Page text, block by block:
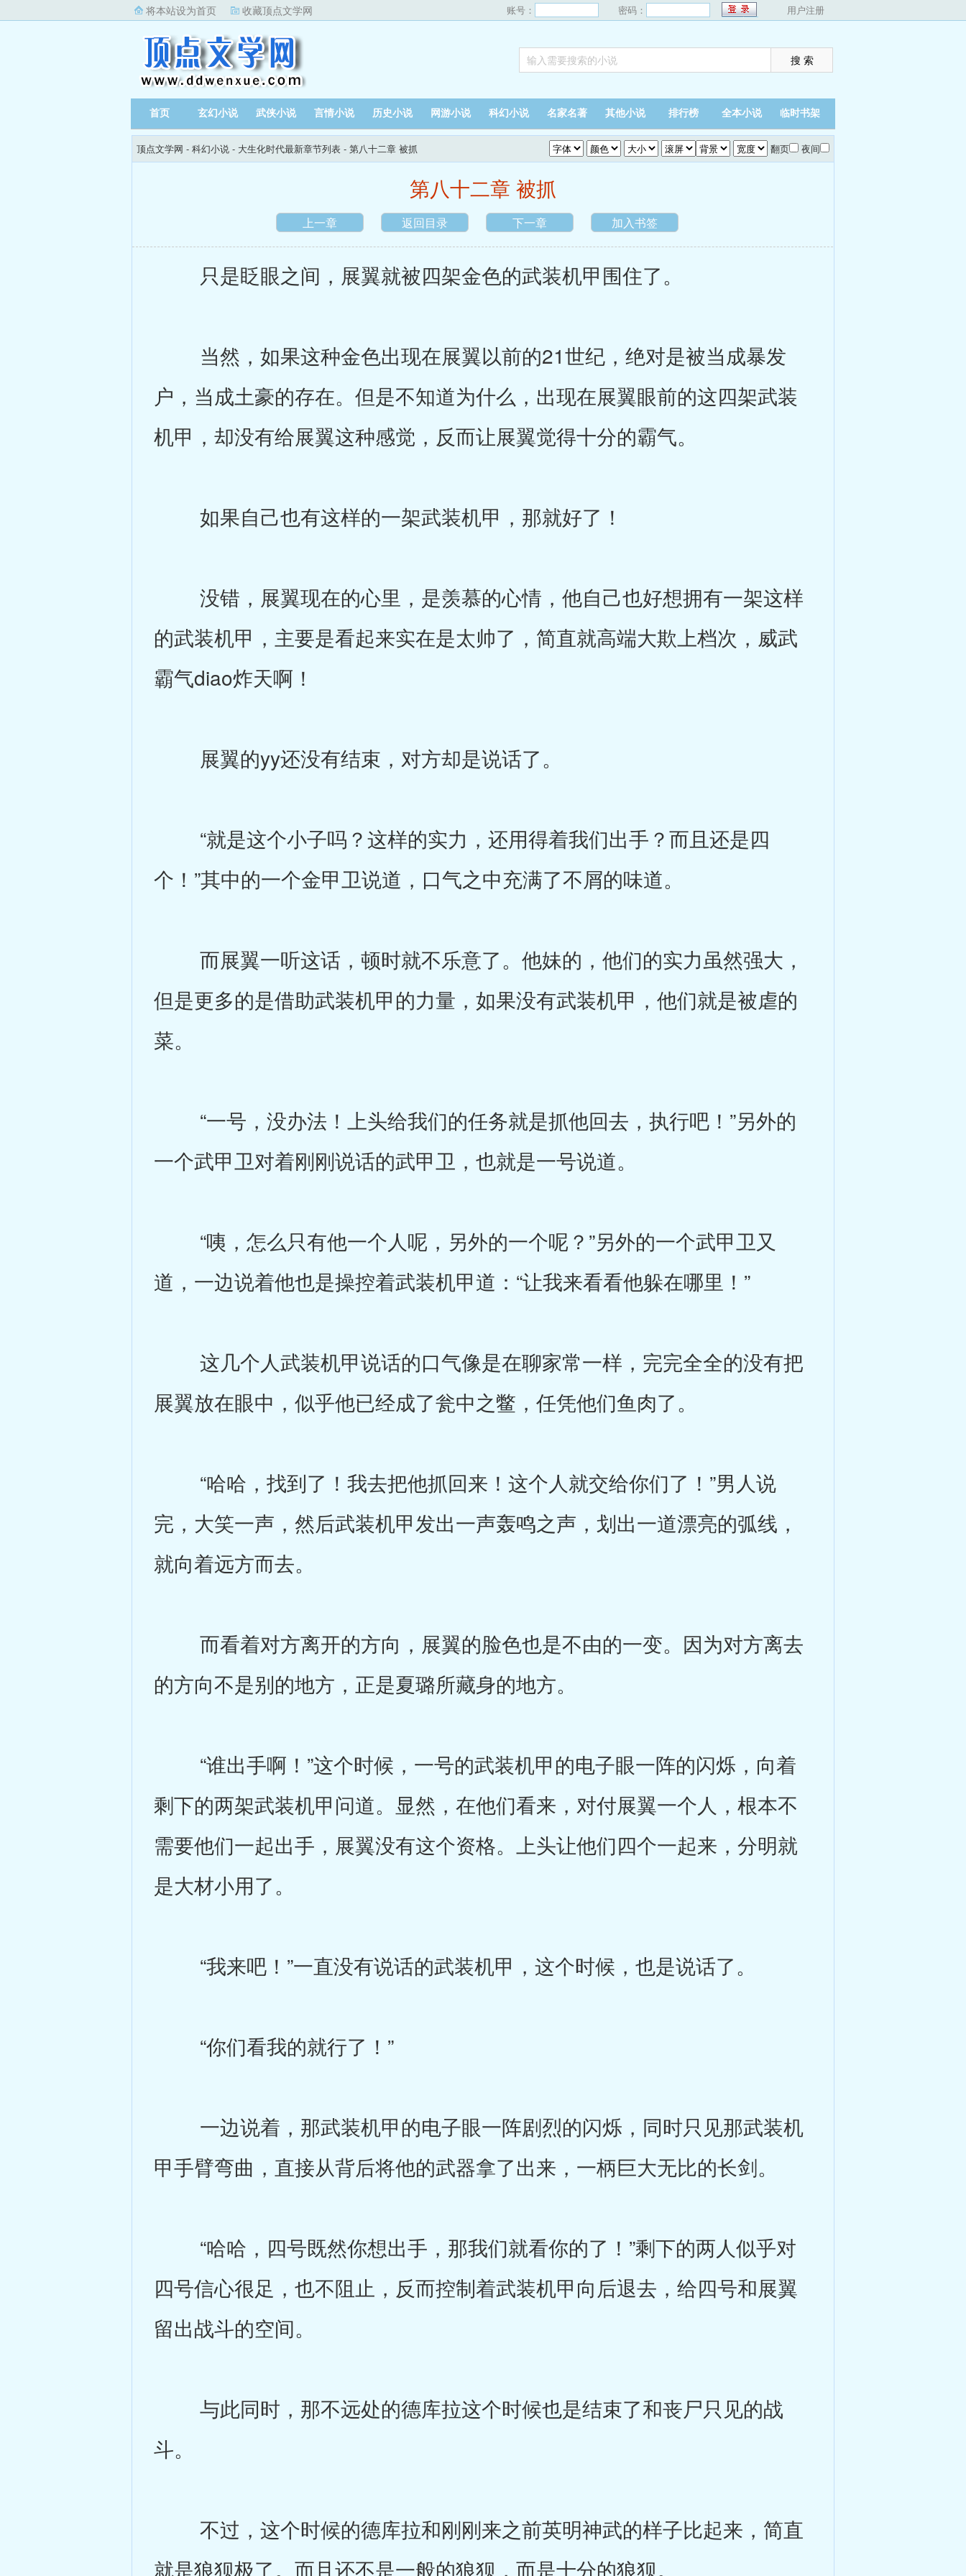
将本站设为首页 收藏顶点文学网 账号： 密码： 用户注册
首页 玄幻小说 武侠小说 言情小说 历史小说 网游小说 科幻小说 名家名著 其他小说 排行榜 全本小说 临时书架
顶点文学网 - 科幻小说 - 大生化时代最新章节列表 - 第八十二章 被抓 翻页 夜间
第八十二章 被抓
上一章 返回目录 下一章 加入书签
只是眨眼之间，展翼就被四架金色的武装机甲围住了。
当然，如果这种金色出现在展翼以前的21世纪，绝对是被当成暴发
户，当成土豪的存在。但是不知道为什么，出现在展翼眼前的这四架武装
机甲，却没有给展翼这种感觉，反而让展翼觉得十分的霸气。
如果自己也有这样的一架武装机甲，那就好了！
没错，展翼现在的心里，是羡慕的心情，他自己也好想拥有一架这样
的武装机甲，主要是看起来实在是太帅了，简直就高端大欺上档次，威武
霸气diao炸天啊！
展翼的yy还没有结束，对方却是说话了。
“就是这个小子吗？这样的实力，还用得着我们出手？而且还是四
个！”其中的一个金甲卫说道，口气之中充满了不屑的味道。
而展翼一听这话，顿时就不乐意了。他妹的，他们的实力虽然强大，
但是更多的是借助武装机甲的力量，如果没有武装机甲，他们就是被虐的
菜。
“一号，没办法！上头给我们的任务就是抓他回去，执行吧！”另外的
一个武甲卫对着刚刚说话的武甲卫，也就是一号说道。
“咦，怎么只有他一个人呢，另外的一个呢？”另外的一个武甲卫又
道，一边说着他也是操控着武装机甲道：“让我来看看他躲在哪里！”
这几个人武装机甲说话的口气像是在聊家常一样，完完全全的没有把
展翼放在眼中，似乎他已经成了瓮中之鳖，任凭他们鱼肉了。
“哈哈，找到了！我去把他抓回来！这个人就交给你们了！”男人说
完，大笑一声，然后武装机甲发出一声轰鸣之声，划出一道漂亮的弧线，
就向着远方而去。
而看着对方离开的方向，展翼的脸色也是不由的一变。因为对方离去
的方向不是别的地方，正是夏璐所藏身的地方。
“谁出手啊！”这个时候，一号的武装机甲的电子眼一阵的闪烁，向着
剩下的两架武装机甲问道。显然，在他们看来，对付展翼一个人，根本不
需要他们一起出手，展翼没有这个资格。上头让他们四个一起来，分明就
是大材小用了。
“我来吧！”一直没有说话的武装机甲，这个时候，也是说话了。
“你们看我的就行了！”
一边说着，那武装机甲的电子眼一阵剧烈的闪烁，同时只见那武装机
甲手臂弯曲，直接从背后将他的武器拿了出来，一柄巨大无比的长剑。
“哈哈，四号既然你想出手，那我们就看你的了！”剩下的两人似乎对
四号信心很足，也不阻止，反而控制着武装机甲向后退去，给四号和展翼
留出战斗的空间。
与此同时，那不远处的德库拉这个时候也是结束了和丧尸只见的战
斗。
不过，这个时候的德库拉和刚刚来之前英明神武的样子比起来，简直
就是狼狈极了。而且还不是一般的狼狈，而是十分的狼狈。